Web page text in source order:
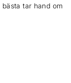
tar hand om